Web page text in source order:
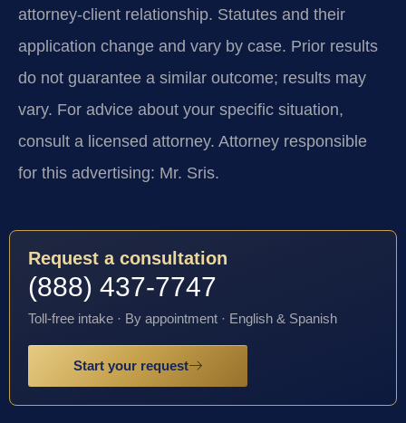
attorney-client relationship. Statutes and their
application change and vary by case. Prior results
do not guarantee a similar outcome; results may
vary. For advice about your specific situation,
consult a licensed attorney. Attorney responsible
for this advertising: Mr. Sris.
Request a consultation
(888) 437-7747
Toll-free intake · By appointment · English & Spanish
Start your request